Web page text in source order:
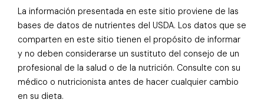
La información presentada en este sitio proviene de las
bases de datos de nutrientes del USDA. Los datos que se
comparten en este sitio tienen el propósito de informar
y no deben considerarse un sustituto del consejo de un
profesional de la salud o de la nutrición. Consulte con su
médico o nutricionista antes de hacer cualquier cambio
en su dieta.